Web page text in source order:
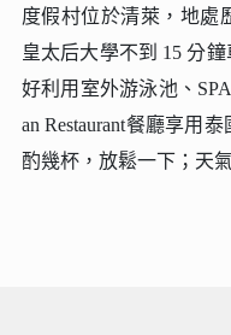
度假村位於清萊，地處
皇太后大學不到 15 分
好利用室外游泳池、
an Restaurant餐廳享用
酌幾杯，放鬆一下；天